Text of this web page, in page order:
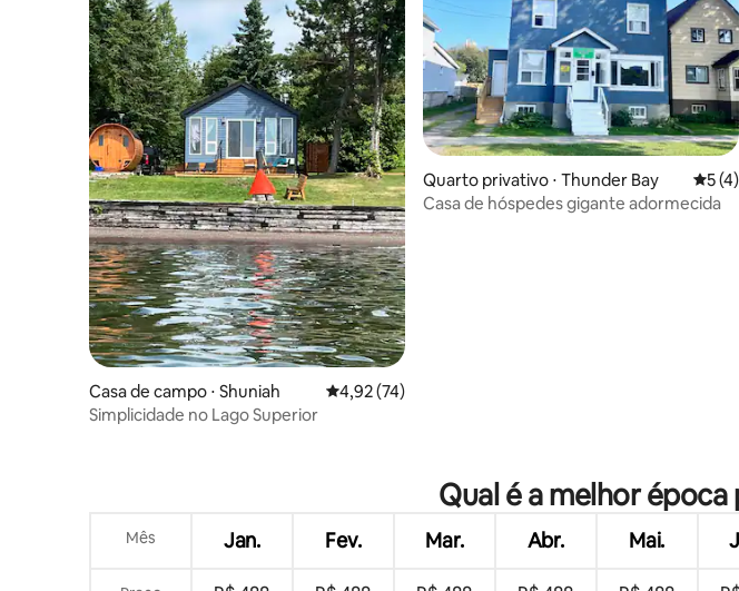
Casa de campo ⋅ Shuniah 4,92 de uma avaliação média de 5, 74 avaliações
4,92 (74)
Simplicidade no Lago Superior
Quarto privativo ⋅ Thunder Bay 5 de
5 (4)
Casa de hóspedes gigante adormecida
Qual é a melhor
Mês Jan. Fev. Mar. Abr. Mai.